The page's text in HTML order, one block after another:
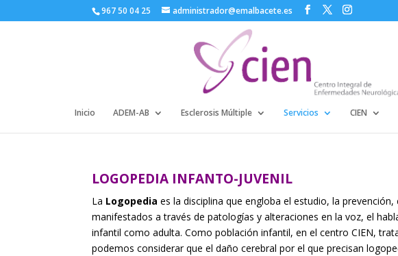
967 50 04 25 administrador@emalbacete.es
Inicio ADEM-AB Esclerosis Múltiple Servicios CIEN
LOGOPEDIA INFANTO-JUVENIL
La Logopedia es la disciplina que engloba el estudio, la
manifestados a través de patologías y alteraciones en la voz, el
infantil como adulta. Como población infantil, en el centro CIEN,
podemos considerar que el daño cerebral por el que precisan